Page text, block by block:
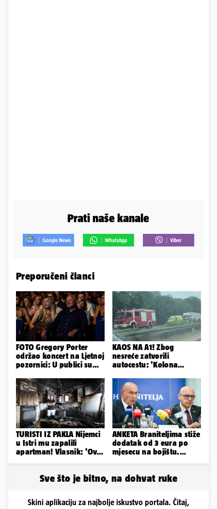
Prati naše kanale
Preporučeni članci
FOTO Gregory Porter
održao koncert na Ljetnoj
pozornici: U publici su
KAOS NA A1! Zbog
nesreće zatvorili
autocestu: 'Kolona
km...'
TURISTI IZ PAKLA Nijemci
u Istri mu zapalili
apartman! Vlasnik: 'Ovo
ANKETA Braniteljima stiže
dodatak od 3 eura po
mjesecu na bojištu.
Sve što je bitno, na dohvat ruke
Skini aplikaciju za najbolje iskustvo portala. Čitaj,